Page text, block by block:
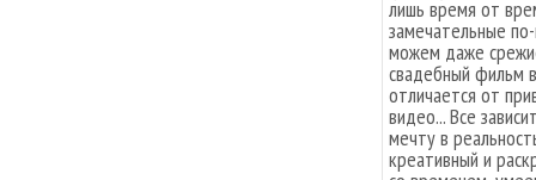
лишь время от
замечательные
можем даже
свадебный фильм
отличается от
видео... Все
мечту в
креативный и